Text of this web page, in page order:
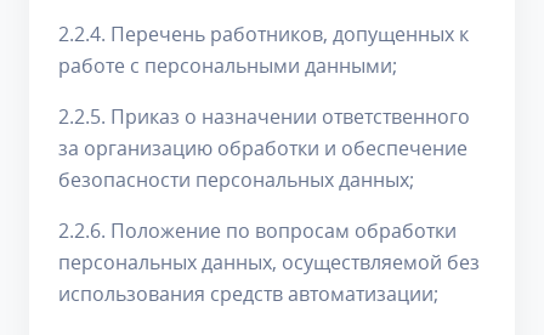
2.2.4. Перечень работников, допущенных к
работе с персональными данными;
2.2.5. Приказ о назначении ответственного
за организацию обработки и обеспечение
безопасности персональных данных;
2.2.6. Положение по вопросам обработки
персональных данных, осуществляемой без
использования средств автоматизации;